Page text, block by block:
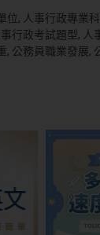
位, 人事行政專業
事行政考試題型, 人
, 公務員職業發展,